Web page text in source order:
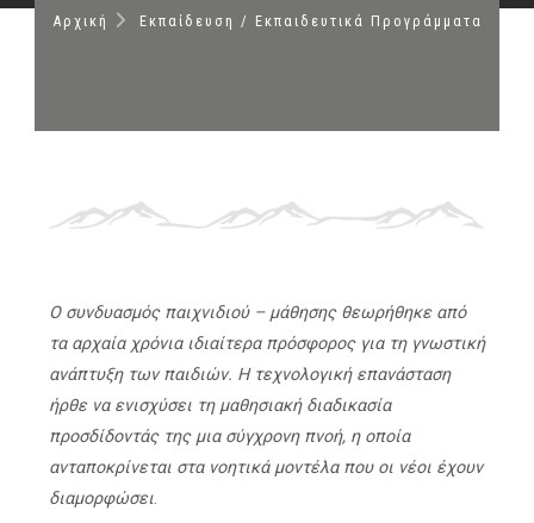
Αρχική Εκπαίδευση / Εκπαιδευτικά Προγράμματα
Ο συνδυασμός παιχνιδιού – μάθησης θεωρήθηκε από
τα αρχαία χρόνια ιδιαίτερα πρόσφορος για τη γνωστική
ανάπτυξη των παιδιών. Η τεχνολογική επανάσταση
ήρθε να ενισχύσει τη μαθησιακή διαδικασία
προσδίδοντάς της μια σύγχρονη πνοή, η οποία
ανταποκρίνεται στα νοητικά μοντέλα που οι νέοι έχουν
διαμορφώσει.